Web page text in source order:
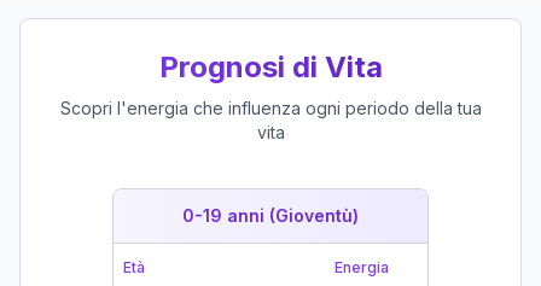
Prognosi di Vita
Scopri l'energia che influenza ogni periodo della tua
vita
0-19 anni (Gioventù)
Età Energia